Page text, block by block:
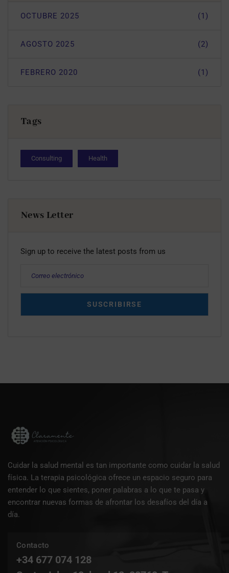
OCTUBRE 2025 (1)
AGOSTO 2025 (2)
FEBRERO 2020 (1)
Tags
Consulting Health
News Letter
Sign up to receive the latest posts from us
Cuidar la salud mental es tan importante como cuidar la salud
física. La terapia psicológica ofrece un espacio seguro para
entender lo que sientes, poner palabras a lo que te pasa y
encontrar nuevas formas de afrontar los desafíos del día a
día.
Contacto
+34 677 074 128